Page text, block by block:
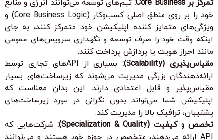
تمرکز بر Core Business:
تیم‌های توسعه می‌توانند انرژی و منابع
خود را بر روی منطق اصلی کسب‌وکار (Core Business Logic) و
ویژگی‌های متمایز کننده اپلیکیشن خود متمرکز کنند، به جای
اینکه وقت خود را صرف توسعه و نگهداری سرویس‌های عمومی
مانند احراز هویت یا پردازش پرداخت کنند.
مقیاس‌پذیری (Scalability):
بسیاری از APIهای تجاری توسط
ارائه‌دهندگان بزرگی مدیریت می‌شوند که زیرساخت‌های بسیار
مقیاس‌پذیر و قابل اعتمادی دارند. این بدان معناست که
اپلیکیشن شما می‌تواند بدون نگرانی در مورد زیرساخت‌های
پشتیبان، ترافیک بالا را مدیریت کند.
تخصص و کیفیت (Specialization & Quality):
شرکت‌هایی که
API ارائه می‌دهند، متخصص در حوزه خود هستند و می‌توانند